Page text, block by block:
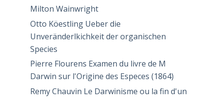
Milton Wainwright
Otto Köestling Ueber die
Unveränderlkichkeit der organischen
Species
Pierre Flourens Examen du livre de M
Darwin sur l'Origine des Especes (1864)
Remy Chauvin Le Darwinisme ou la fin d'un